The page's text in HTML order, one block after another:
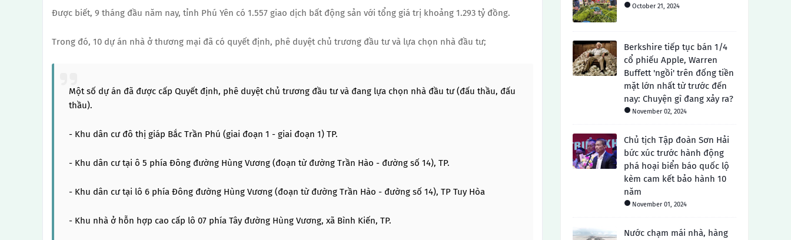
Được biết, 9 tháng đầu năm nay, tỉnh Phú Yên có 1.557 giao dịch bất động sản với tổng giá trị khoảng 1.293 tỷ đồng.
Trong đó, 10 dự án nhà ở thương mại đã có quyết định, phê duyệt chủ trương đầu tư và lựa chọn nhà đầu tư;
Một số dự án đã được cấp Quyết định, phê duyệt chủ trương đầu tư và đang lựa chọn nhà đầu tư (đấu thầu, đấu
thầu).
- Khu dân cư đô thị giáp Bắc Trần Phú (giai đoạn 1 - giai đoạn 1) TP.
- Khu dân cư tại ô 5 phía Đông đường Hùng Vương (đoạn từ đường Trần Hào - đường số 14), TP.
- Khu dân cư tại lô 6 phía Đông đường Hùng Vương (đoạn từ đường Trần Hào - đường số 14), TP Tuy Hòa
- Khu nhà ở hỗn hợp cao cấp lô 07 phía Tây đường Hùng Vương, xã Bình Kiến, TP.
October 21, 2024
Berkshire tiếp tục bán 1/4
cổ phiếu Apple, Warren
Buffett 'ngồi' trên đống tiền
mặt lớn nhất từ ​​trước đến
nay: Chuyện gì đang xảy ra?
November 02, 2024
Chủ tịch Tập đoàn Sơn Hải
bức xúc trước hành động
phá hoại biển báo quốc lộ
kèm cam kết bảo hành 10
năm
November 01, 2024
Nước chạm mái nhà, hàng